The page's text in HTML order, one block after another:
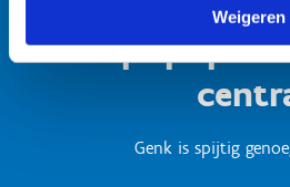
Weigeren
Test popup
Genk is spijtig